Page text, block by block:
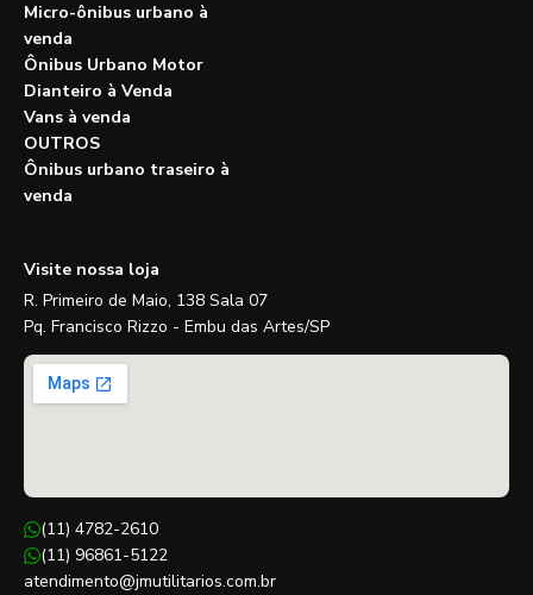
Micro-ônibus urbano à
venda
Ônibus Urbano Motor
Dianteiro à Venda
Vans à venda
OUTROS
Ônibus urbano traseiro à
venda
Visite nossa loja
R. Primeiro de Maio, 138 Sala 07
Pq. Francisco Rizzo - Embu das Artes/SP
(11) 4782-2610
(11) 96861-5122
atendimento@jmutilitarios.com.br